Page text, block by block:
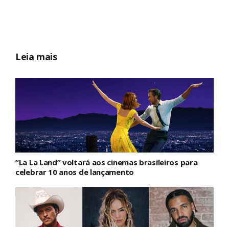
Leia mais
“La La Land” voltará aos cinemas brasileiros para
celebrar 10 anos de lançamento